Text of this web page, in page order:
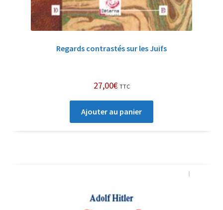
Regards contrastés sur les Juifs
27,00€ TTC
Ajouter au panier